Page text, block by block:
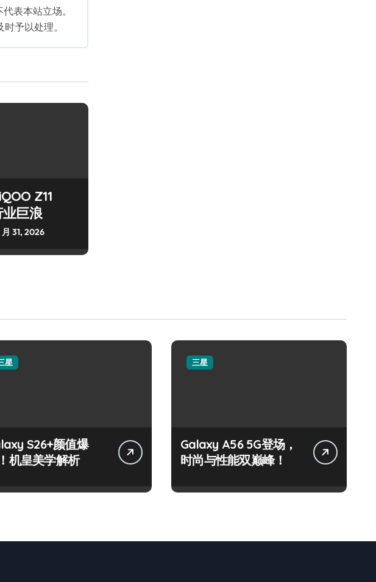
表本站立场。
予以处理。
Z11
巨浪
月 31, 2026
星
S26+颜值爆
机皇美学解析
三星
Galaxy A56 5G登场，
时尚与性能双巅峰！